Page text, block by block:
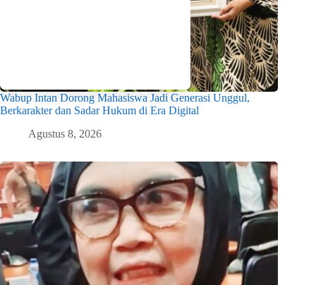
Wabup Intan Dorong Mahasiswa Jadi Generasi Unggul,
Berkarakter dan Sadar Hukum di Era Digital
Agustus 8, 2026